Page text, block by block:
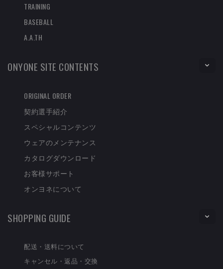
TRAINING
BASEBALL
A.A.TH
ONYONE SITE CONTENTS
ORIGINAL ORDER
契約選手紹介
スペシャルコンテンツ
ウェアのメンテナンス
カタログダウンロード
お客様サポート
オンヨネについて
SHOPPING GUIDE
配送・送料について
キャンセル・返品・交換